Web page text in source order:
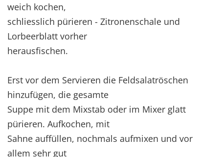
weich kochen,
schliesslich pürieren - Zitronenschale und
Lorbeerblatt vorher
herausfischen.
Erst vor dem Servieren die Feldsalatröschen
hinzufügen, die gesamte
Suppe mit dem Mixstab oder im Mixer glatt
pürieren. Aufkochen, mit
Sahne auffüllen, nochmals aufmixen und vor
allem sehr gut